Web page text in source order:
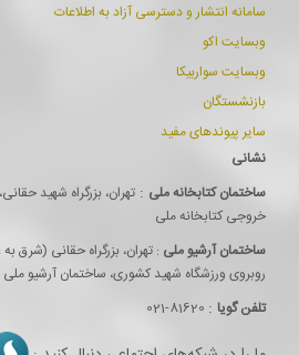
سامانه انتشار و دسترسی آزاد به اطلاعات
وبسایت اکو
وبسایت سواربیکا
بازنشستگان
سایر پیوندهای مفید
نشانی
ساختمان كتابخانه ملی : تهران، بزرگراه شهيد
خروجی كتابخانه ملی
ساختمان آرشيو ملی : تهران، بزرگراه حقانی (شرق
روبروی ورزشگاه شهید کشوری، ساختمان آرشیو ملی
تلفن گویا :